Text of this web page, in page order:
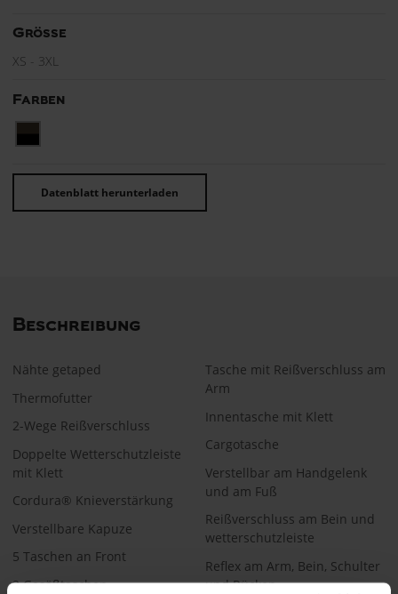
Grösse
XS - 3XL
Farben
Datenblatt herunterladen
Beschreibung
Nähte getaped
Thermofutter
2-Wege Reißverschluss
Doppelte Wetterschutzleiste
mit Klett
Cordura® Knieverstärkung
Verstellbare Kapuze
5 Taschen an Front
2 Gesäßtaschen
Tasche mit Reißverschluss am
Arm
Innentasche mit Klett
Cargotasche
Verstellbar am Handgelenk
und am Fuß
Reißverschluss am Bein und
wetterschutzleiste
Reflex am Arm, Bein, Schulter
und Rücken